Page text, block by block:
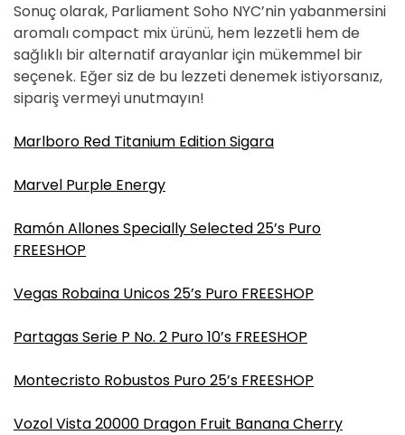
Sonuç olarak, Parliament Soho NYC’nin yabanmersini
aromalı compact mix ürünü, hem lezzetli hem de
sağlıklı bir alternatif arayanlar için mükemmel bir
seçenek. Eğer siz de bu lezzeti denemek istiyorsanız,
sipariş vermeyi unutmayın!
Marlboro Red Titanium Edition Sigara
Marvel Purple Energy
Ramón Allones Specially Selected 25’s Puro
FREESHOP
Vegas Robaina Unicos 25’s Puro FREESHOP
Partagas Serie P No. 2 Puro 10’s FREESHOP
Montecristo Robustos Puro 25’s FREESHOP
Vozol Vista 20000 Dragon Fruit Banana Cherry